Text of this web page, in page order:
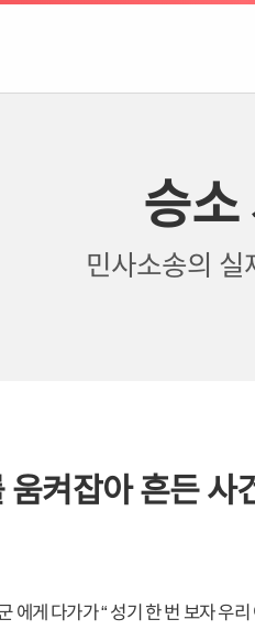
승소
민사소송의 실
켜잡아 흔든 사
에게 다가가 “ 성기 한 번 보자 우